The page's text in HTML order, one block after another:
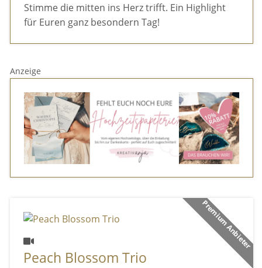
Stimme die mitten ins Herz trifft. Ein Highlight
für Euren ganz besondern Tag!
Anzeige
Premium Anbieter
Peach Blossom Trio